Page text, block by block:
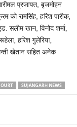
प्रजापत, बृजमोहन
को रामसिंह, हरिश पारीक,
सलीम खान, विनोद शर्मा,
हरिश गुलेरिया,
खेतान सहित अनेक
SUJANGARH NEWS